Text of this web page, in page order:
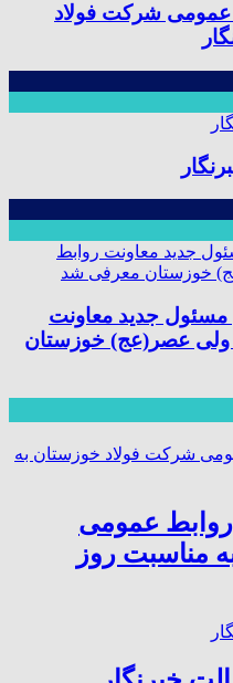
عمومی شرکت فولاد
جدید معاونت
ولی عصر(عج) خوزستان
روابط عمومی
مناسبت روز